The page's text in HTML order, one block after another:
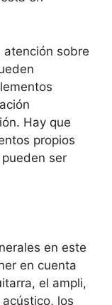
atención sobre
Hay que
propios
ser
en este
en cuenta
el ampli,
los